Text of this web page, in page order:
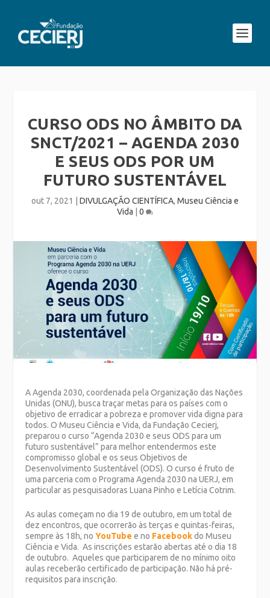
CURSO ODS NO ÂMBITO DA
SNCT/2021 – AGENDA 2030
E SEUS ODS POR UM
FUTURO SUSTENTÁVEL
out 7, 2021 DIVULGAÇÃO CIENTÍFICA, Museu Ciência e
Vida
0
A Agenda 2030, coordenada pela Organização das Nações
Unidas (ONU), busca traçar metas para os países com o
objetivo de erradicar a pobreza e promover vida digna para
todos. O Museu Ciência e Vida, da Fundação Cecierj,
preparou o curso “Agenda 2030 e seus ODS para um
futuro sustentável” para melhor entendermos este
compromisso global e os seus Objetivos de
Desenvolvimento Sustentável (ODS). O curso é fruto de
uma parceria com oPrograma Agenda 2030 na UERJ, em
particular as pesquisadoras Luana Pinho e Letícia Cotrim.
As aulas começam no dia 19 de outubro, em um total de
dez encontros, que ocorrerão às terças e quintas-feiras,
sempre às 18h, noYouTube e no Facebookdo Museu
Ciência e Vida. As inscrições estarão abertas até o dia 18
de outubro. Aqueles que participarem de no mínimo oito
aulas receberão certificado de participação. Não há pré-
requisitos para inscrição.